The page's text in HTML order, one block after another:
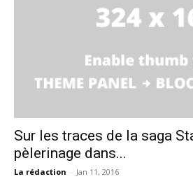
Sur les traces de la saga
pèlerinage dans...
La rédaction - Jan 11, 2016